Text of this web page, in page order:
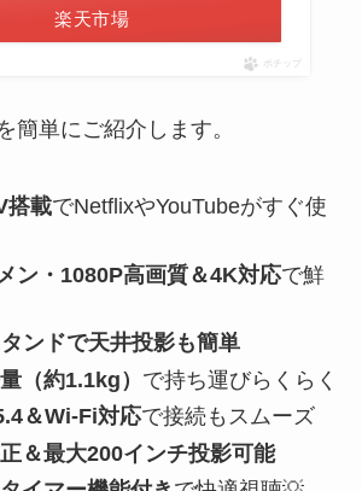
楽天市場
ポチップ
簡単にご紹介します。
搭載でNetflixやYouTubeがすぐ使
ン・1080P高画質＆4K対応で鮮
ンドで天井投影も簡単
（約1.1kg） で持ち運びらくらく
＆Wi-Fi対応で接続もスムーズ
＆最大200インチ投影可能